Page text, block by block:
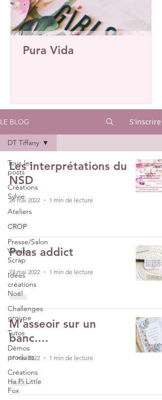
Pura Vida
LE BLOG S'inscrire
Tous les
posts
Créations
Sylvie
Ateliers
CROP
Presse/Salon
Version
Scrap
Idées
créations
Noël
Challenges
groupe
Tutos
Démos
produits
Créations
Ha.Pi Little
Fox
DT Tiffany
Les interprétations du
NSD
24 mai 2022 1 min de lecture
Polas addict
23 mai 2022 1 min de lecture
M’asseoir sur un
banc....
17 mai 2022 1 min de lecture